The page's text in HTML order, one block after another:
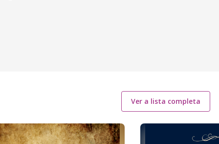
Ver a lista completa